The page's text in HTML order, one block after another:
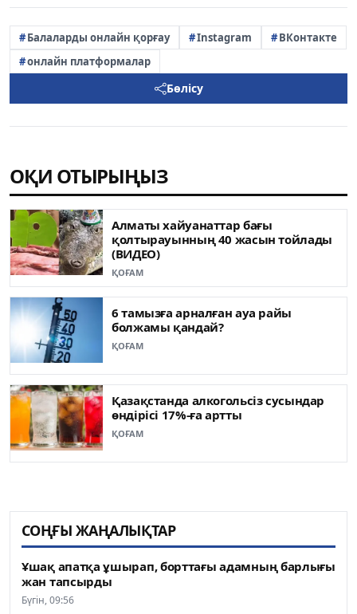
Балаларды онлайн қорғау Instagram
ВКонтакте
онлайн платформалар
Бөлісу
ОҚИ ОТЫРЫҢЫЗ
Алматы хайуанаттар бағы
қолтырауынның 40 жасын тойлады
(ВИДЕО)
ҚОҒАМ
6 тамызға арналған ауа райы
болжамы қандай?
ҚОҒАМ
Қазақстанда алкогольсіз сусындар
өндірісі 17%-ға артты
ҚОҒАМ
СОҢҒЫ ЖАҢАЛЫҚТАР
Ұшақ апатқа ұшырап, борттағы адамның барлығы
жан тапсырды
Бүгін, 09:56